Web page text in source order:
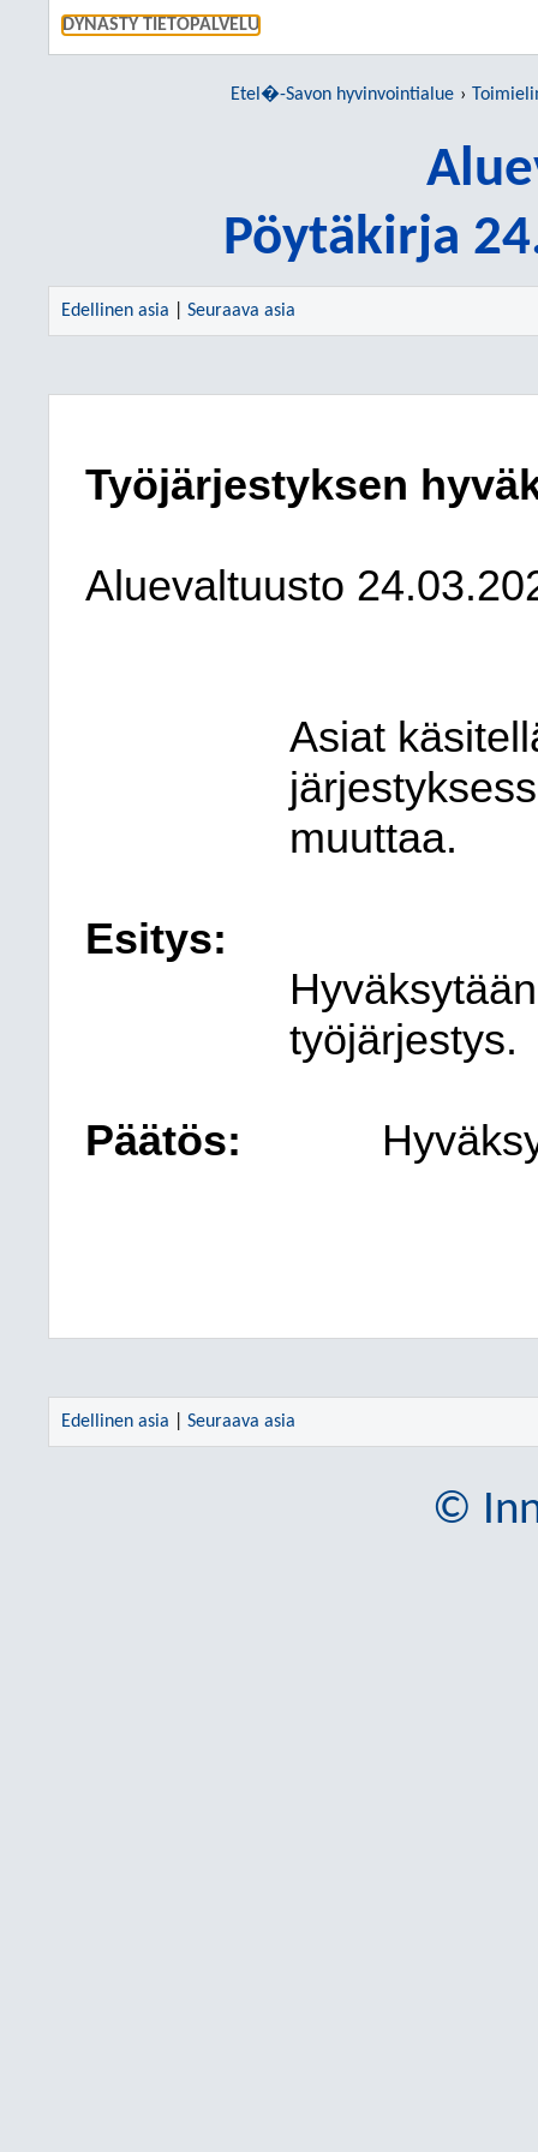
DYNASTY TIETOPALVELU
Etel�-Savon hyvinvointialue
Pöytäkirja
Edellinen asia Seuraava asia
Työjärjestyksen
Aluevaltuusto
Asiat
muuttaa.
Esitys:
työjärjestys.
Päätös:
Edellinen asia Seuraava asia
©